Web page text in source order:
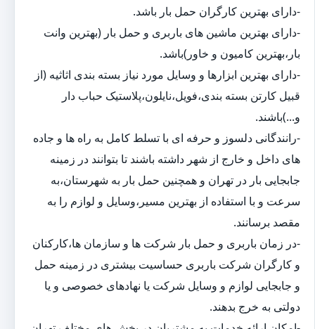
-دارای بهترین کارگران حمل بار باشد.
-دارای بهترین ماشین های باربری و حمل بار (بهترین وانت
بار،بهترین کامیون و خاور)باشد.
-دارای بهترین ابزارها و وسایل مورد نیاز بسته بندی اثاثیه (از
قبیل کارتن بسته بندی،فویل،نایلون،پلاستیک حباب دار
و...)باشند.
-رانندگانی دلسوز و حرفه ای با تسلط کامل به راه ها و جاده
های داخل و خارج از شهر داشته باشند تا بتوانند در زمینه
جابجایی بار در تهران و همچنین حمل بار به شهرستان،به
سرعت و با استفاده از بهترین مسیر،وسایل و لوازم را به
مقصد برسانند.
-در زمان باربری و حمل بار شرکت ها و سازمان ها،کارکنان
و کارگران شرکت باربری حساسیت بیشتری در زمینه حمل
و جابجایی لوازم و وسایل شرکت یا نهادهای خصوصی و یا
دولتی به خرج بدهند.